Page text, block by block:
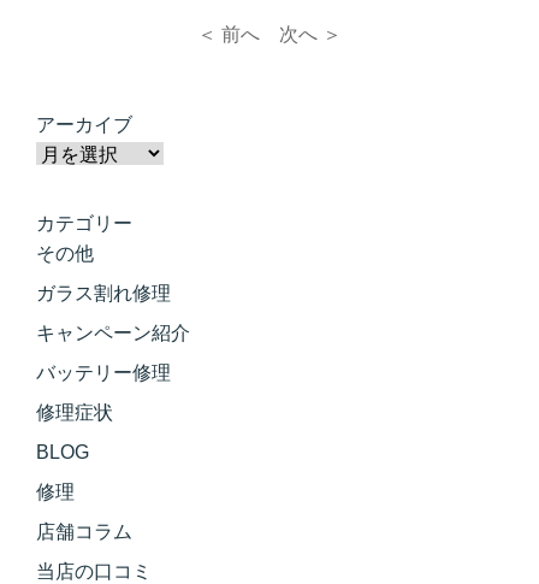
＜ 前へ 次へ ＞
アーカイブ
カテゴリー
その他
ガラス割れ修理
キャンペーン紹介
バッテリー修理
修理症状
BLOG
修理
店舗コラム
当店の口コミ